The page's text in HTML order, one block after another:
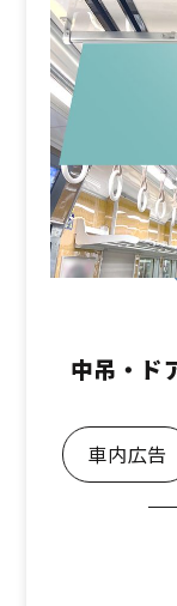
中吊・ド
車内広告